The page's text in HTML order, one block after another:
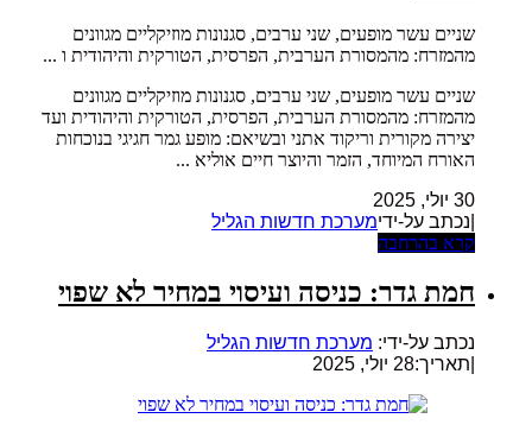
שניים עשר מופעים, שני ערבים, סגנונות מוזיקליים מגוונים
מהמזרח: מהמסורת הערבית, הפרסית, הטורקית והיהודית ו ...
שניים עשר מופעים, שני ערבים, סגנונות מוזיקליים מגוונים
מהמזרח: מהמסורת הערבית, הפרסית, הטורקית והיהודית ועד
יצירה מקורית וריקוד אתני ובשיאם: מופע גמר חגיגי בנוכחות
האורח המיוחד, הזמר והיוצר חיים אוליא ...
30 יולי, 2025
|נכתב על-ידימערכת חדשות הגליל
קרא בהרחבה
חמת גדר: כניסה ועיסוי במחיר לא שפוי
נכתב על-ידי: מערכת חדשות הגליל
תאריך:28 יולי, 2025